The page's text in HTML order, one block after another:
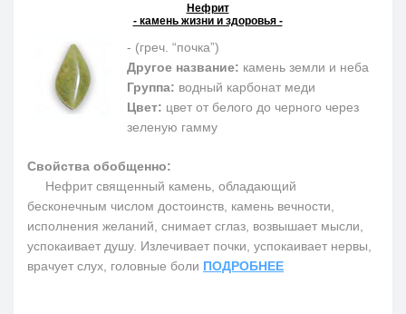
Нефрит
- камень жизни и здоровья -
- (греч. “почка”)
Другое название: камень земли и неба
Группа: водный карбонат меди
Цвет: цвет от белого до черного через
зеленую гамму
Свойства обобщенно:
Нефрит священный камень, обладающий
бесконечным числом достоинств, камень вечности,
исполнения желаний, снимает сглаз, возвышает мысли,
успокаивает душу. Излечивает почки, успокаивает нервы,
врачует слух, головные боли ПОДРОБНЕЕ